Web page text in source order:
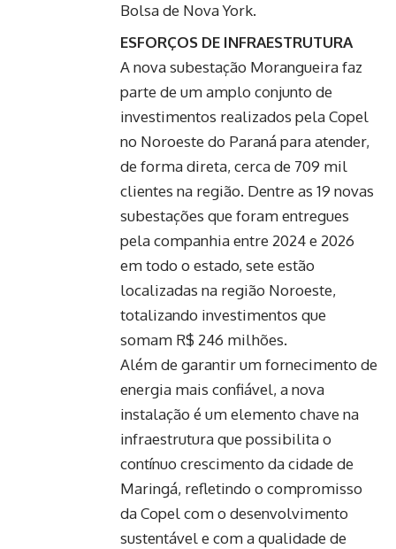
Bolsa de Nova York.
ESFORÇOS DE INFRAESTRUTURA
A nova subestação Morangueira faz
parte de um amplo conjunto de
investimentos realizados pela Copel
no Noroeste do Paraná para atender,
de forma direta, cerca de 709 mil
clientes na região. Dentre as 19 novas
subestações que foram entregues
pela companhia entre 2024 e 2026
em todo o estado, sete estão
localizadas na região Noroeste,
totalizando investimentos que
somam R$ 246 milhões.
Além de garantir um fornecimento de
energia mais confiável, a nova
instalação é um elemento chave na
infraestrutura que possibilita o
contínuo crescimento da cidade de
Maringá, refletindo o compromisso
da Copel com o desenvolvimento
sustentável e com a qualidade de